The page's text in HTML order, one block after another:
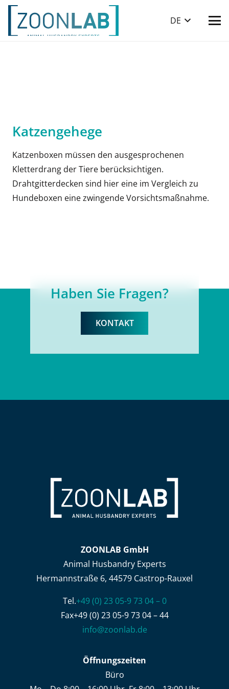
DE
Katzengehege
Katzenboxen müssen den ausgesprochenen
Kletterdrang der Tiere berücksichtigen.
Drahtgitterdecken sind hier eine im Vergleich zu
Hundeboxen eine zwingende Vorsichtsmaßnahme.
Haben Sie Fragen?
KONTAKT
ZOONLAB GmbH
Animal Husbandry Experts
Hermannstraße 6, 44579 Castrop-Rauxel
Tel.+49 (0) 23 05-9 73 04 – 0
Fax+49 (0) 23 05-9 73 04 – 44
info@zoonlab.de
Öffnungszeiten
Büro